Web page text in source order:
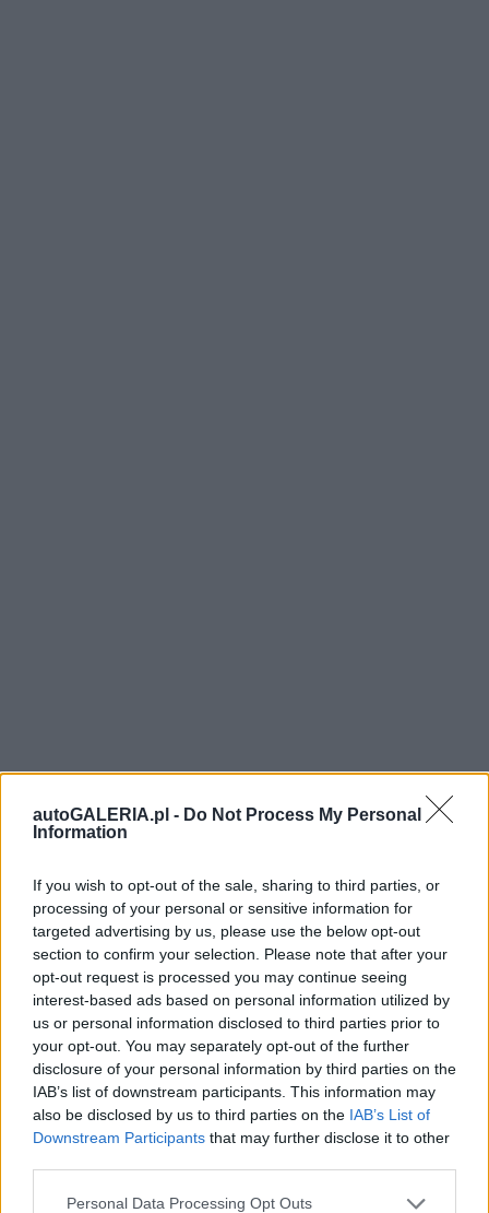
autoGALERIA.pl - Do Not Process My Personal
Information
If you wish to opt-out of the sale, sharing to third parties, or
processing of your personal or sensitive information for
targeted advertising by us, please use the below opt-out
section to confirm your selection. Please note that after your
opt-out request is processed you may continue seeing
interest-based ads based on personal information utilized by
us or personal information disclosed to third parties prior to
your opt-out. You may separately opt-out of the further
disclosure of your personal information by third parties on the
IAB’s list of downstream participants. This information may
also be disclosed by us to third parties on the IAB’s List of
Downstream Participants that may further disclose it to other
Please note that this website/app uses one or more Google
Personal Data Processing Opt Outs